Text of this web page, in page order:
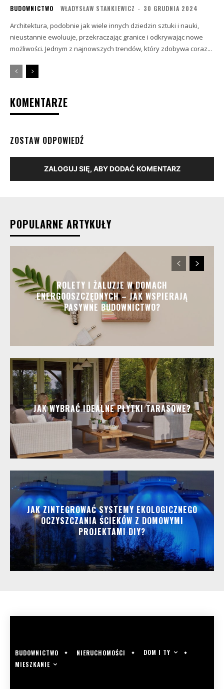
BUDOWNICTWO WŁADYSŁAW STANKIEWICZ - 30 GRUDNIA 2024
Architektura, podobnie jak wiele innych dziedzin sztuki i nauki,
nieustannie ewoluuje, przekraczając granice i odkrywając nowe
możliwości. Jednym z najnowszych trendów, który zdobywa coraz...
KOMENTARZE
ZOSTAW ODPOWIEDŹ
ZALOGUJ SIĘ, ABY DODAĆ KOMENTARZ
POPULARNE ARTYKUŁY
ROLETY I ŻALUZJE W DOMACH
ENERGOOSZCZĘDNYCH – JAK WSPIERAJĄ
PASYWNE BUDOWNICTWO?
JAK WYBRAĆ IDEALNE PŁYTKI TARASOWE?
JAK ZINTEGROWAĆ SYSTEMY EKOLOGICZNEGO
OCZYSZCZANIA ŚCIEKÓW Z DOMOWYMI
PROJEKTAMI DIY?
BUDOWNICTWO NIERUCHOMOŚCI
DOM I TY
MIESZKANIE